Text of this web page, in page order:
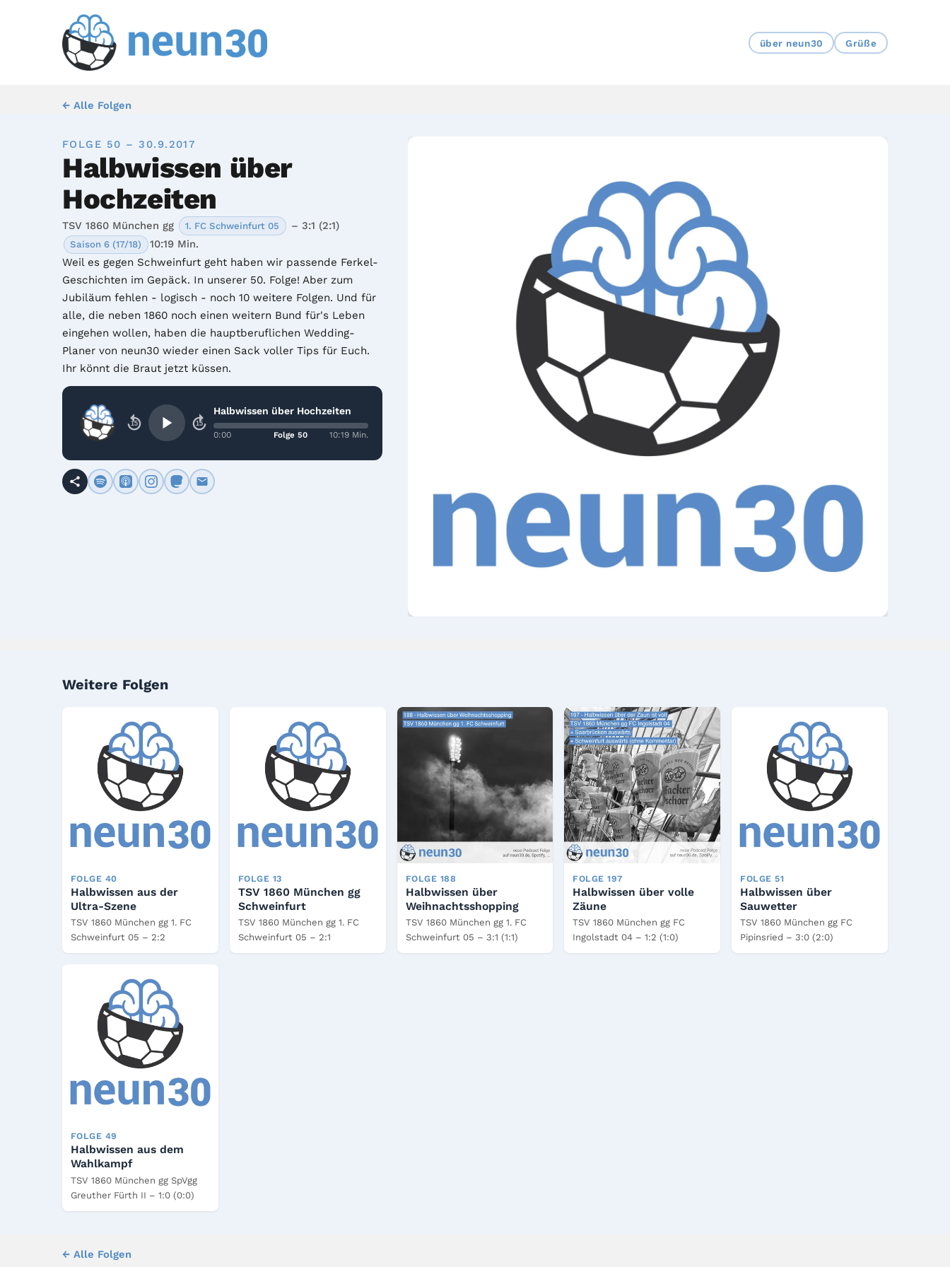
über neun30 Grüße
← Alle Folgen
FOLGE 50 – 30.9.2017
Halbwissen über
Hochzeiten
TSV 1860 München gg 1. FC Schweinfurt 05 – 3:1 (2:1)
Saison 6 (17/18)
10:19 Min.
Weil es gegen Schweinfurt geht haben wir passende Ferkel-
Geschichten im Gepäck. In unserer 50. Folge! Aber zum
Jubiläum fehlen - logisch - noch 10 weitere Folgen. Und für
alle, die neben 1860 noch einen weitern Bund für's Leben
eingehen wollen, haben die hauptberuflichen Wedding-
Planer von neun30 wieder einen Sack voller Tips für Euch.
Ihr könnt die Braut jetzt küssen.
15 15
Halbwissen über Hochzeiten
0:00 Folge 50 10:19 Min.
Weitere Folgen
FOLGE 40
Halbwissen aus der
Ultra-Szene
TSV 1860 München gg 1. FC
Schweinfurt 05 – 2:2
FOLGE 13
TSV 1860 München gg
Schweinfurt
TSV 1860 München gg 1. FC
Schweinfurt 05 – 2:1
FOLGE 188
Halbwissen über
Weihnachtsshopping
TSV 1860 München gg 1. FC
Schweinfurt 05 – 3:1 (1:1)
FOLGE 197
Halbwissen über volle
Zäune
TSV 1860 München gg FC
Ingolstadt 04 – 1:2 (1:0)
FOLGE 51
Halbwissen über
Sauwetter
TSV 1860 München gg FC
Pipinsried – 3:0 (2:0)
FOLGE 49
Halbwissen aus dem
Wahlkampf
TSV 1860 München gg SpVgg
Greuther Fürth II – 1:0 (0:0)
← Alle Folgen